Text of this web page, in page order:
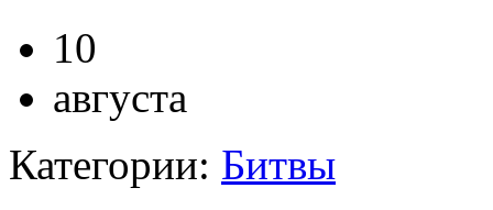
10
августа
Категории: Битвы